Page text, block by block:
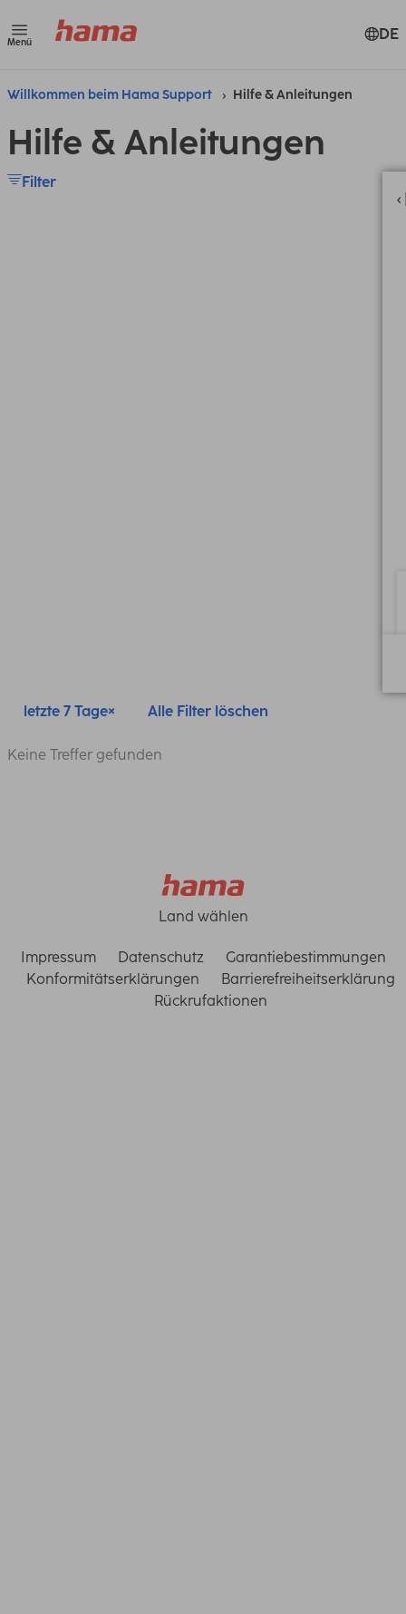
Menü DE
Willkommen beim Hama Support Hilfe & Anleitungen
Hilfe & Anleitungen
Filter
letzte 7 Tage Alle Filter löschen
Keine Treffer gefunden
Land wählen
Impressum Datenschutz
Garantiebestimmungen
Konformitätserklärungen
Barrierefreiheitserklärung
Rückrufaktionen